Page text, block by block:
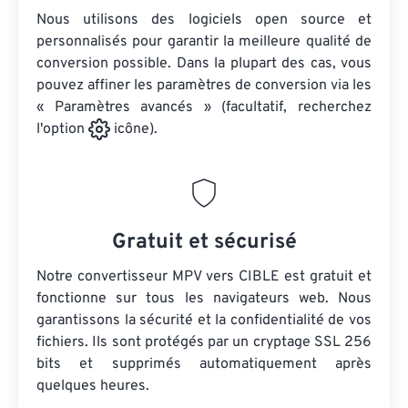
Nous utilisons des logiciels open source et
personnalisés pour garantir la meilleure qualité de
conversion possible. Dans la plupart des cas, vous
pouvez affiner les paramètres de conversion via les
« Paramètres avancés » (facultatif, recherchez
l'option
icône).
Gratuit et sécurisé
Notre convertisseur MPV vers CIBLE est gratuit et
fonctionne sur tous les navigateurs web. Nous
garantissons la sécurité et la confidentialité de vos
fichiers. Ils sont protégés par un cryptage SSL 256
bits et supprimés automatiquement après
quelques heures.